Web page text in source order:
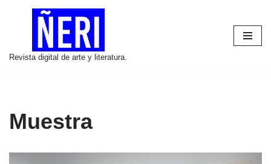
contenido
Revista digital de arte y literatura.
Muestra